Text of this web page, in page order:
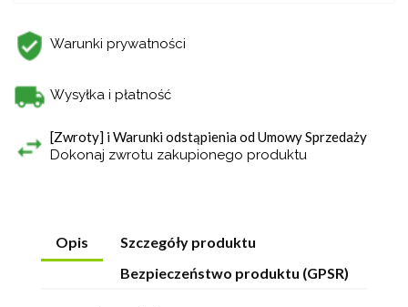
Warunki prywatności
Wysyłka i płatność
[Zwroty] i Warunki odstąpienia od Umowy Sprzedaży
Dokonaj zwrotu zakupionego produktu
Opis
Szczegóły produktu
Bezpieczeństwo produktu (GPSR)